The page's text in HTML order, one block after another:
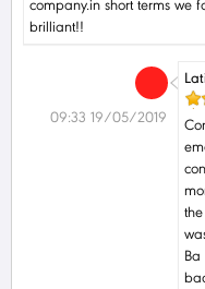
company.in short terms we
brilliant!!
09:33 19/05/2019